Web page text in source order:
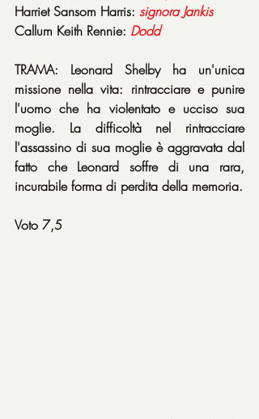
Harriet Sansom Harris: signora Jankis
Callum Keith Rennie: Dodd
TRAMA: Leonard Shelby ha un'unica
missione nella vita: rintracciare e punire
l'uomo che ha violentato e ucciso sua
moglie. La difficoltà nel rintracciare
l'assassino di sua moglie è aggravata dal
fatto che Leonard soffre di una rara,
incurabile forma di perdita della memoria.
Voto 7,5